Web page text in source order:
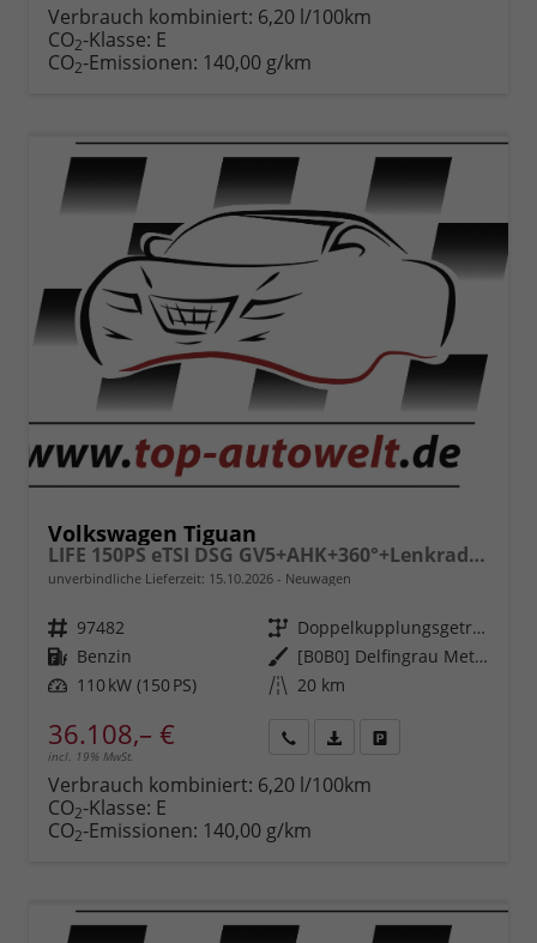
anfordern
Datei,
Verbrauch kombiniert: 6,20 l/100km
CO2-Klasse: E
CO2-Emissionen: 140,00 g/km
Volkswagen Tiguan
LIFE 150PS eTSI DSG GV5+AHK+360°+Lenkradheiz+IQ.Drive+ACC+App+eHeck+LED
unverbindliche Lieferzeit: 15.10.2026 Neuwagen
Fahrzeugnr. 97482 Getriebe
Doppelkupplungsgetriebe (DSG)
Kraftstoff Benzin Außenfarbe
[B0B0] Delfingrau Metallic
Leistung 110 kW (150 PS) Kilometerstand 20 km
36.108,– €
incl. 19% MwSt.
anfordern
Datei,
Verbrauch kombiniert: 6,20 l/100km
CO2-Klasse: E
CO2-Emissionen: 140,00 g/km